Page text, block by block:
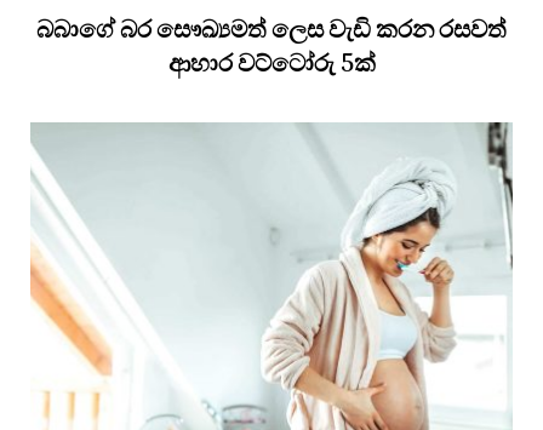
බබාගේ බර සෞඛ්‍යමත් ලෙස වැඩි කරන රසවත්
ආහාර වට්ටෝරු 5ක්